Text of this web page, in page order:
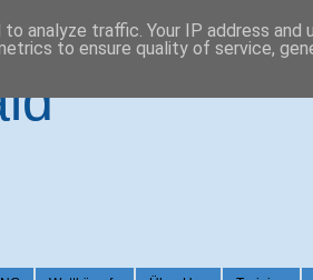
analyze traffic. Your IP address and
to ensure quality of service,